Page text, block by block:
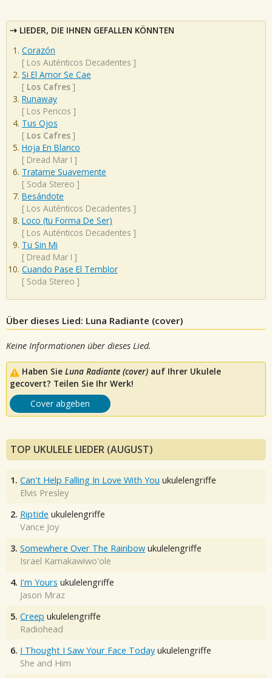
LIEDER, DIE IHNEN GEFALLEN KÖNNTEN
Corazón
[ Los Auténticos Decadentes ]
Si El Amor Se Cae
[ Los Cafres ]
Runaway
[ Los Pericos ]
Tus Ojos
[ Los Cafres ]
Hoja En Blanco
[ Dread Mar I ]
Tratame Suavemente
[ Soda Stereo ]
Besándote
[ Los Auténticos Decadentes ]
Loco (tu Forma De Ser)
[ Los Auténticos Decadentes ]
Tu Sin Mi
[ Dread Mar I ]
Cuando Pase El Temblor
[ Soda Stereo ]
Über dieses Lied: Luna Radiante (cover)
Keine Informationen über dieses Lied.
Haben Sie Luna Radiante (cover) auf Ihrer Ukulele
gecovert? Teilen Sie Ihr Werk!
Cover abgeben
TOP UKULELE LIEDER (AUGUST)
1. Can't Help Falling In Love With You ukulelengriffe
Elvis Presley
2. Riptide ukulelengriffe
Vance Joy
3. Somewhere Over The Rainbow ukulelengriffe
Israel Kamakawiwo'ole
4. I'm Yours ukulelengriffe
Jason Mraz
5. Creep ukulelengriffe
Radiohead
6. I Thought I Saw Your Face Today ukulelengriffe
She and Him